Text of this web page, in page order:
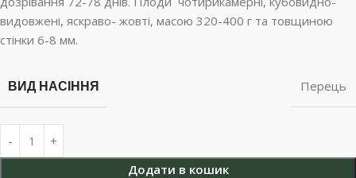
видовжені, яскраво- жовті, масою 320-400 г та товщиною
стінки 6-8 мм.
ВИД НАСІННЯ Перець
Додати в кошик